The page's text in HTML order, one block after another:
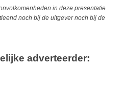
in deze presentatie
noch bij de uitgever noch bij de
adverteerder: